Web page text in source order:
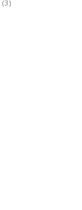
(3)